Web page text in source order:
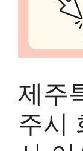
제주
주시